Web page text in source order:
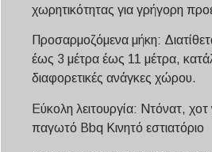
χωρητικότητας για γρήγορη
Προσαρμοζόμενα μήκη:
έως 3 μέτρα έως 11 μέτρα,
διαφορετικές ανάγκες χώρου.
Εύκολη λειτουργία: Ντόνατ,
παγωτό Bbq Κινητό εστιατόριο